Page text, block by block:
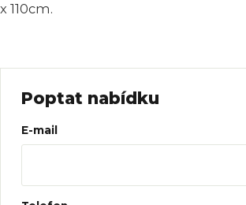
x 110cm.
Poptat nabídku
Web
E-mail